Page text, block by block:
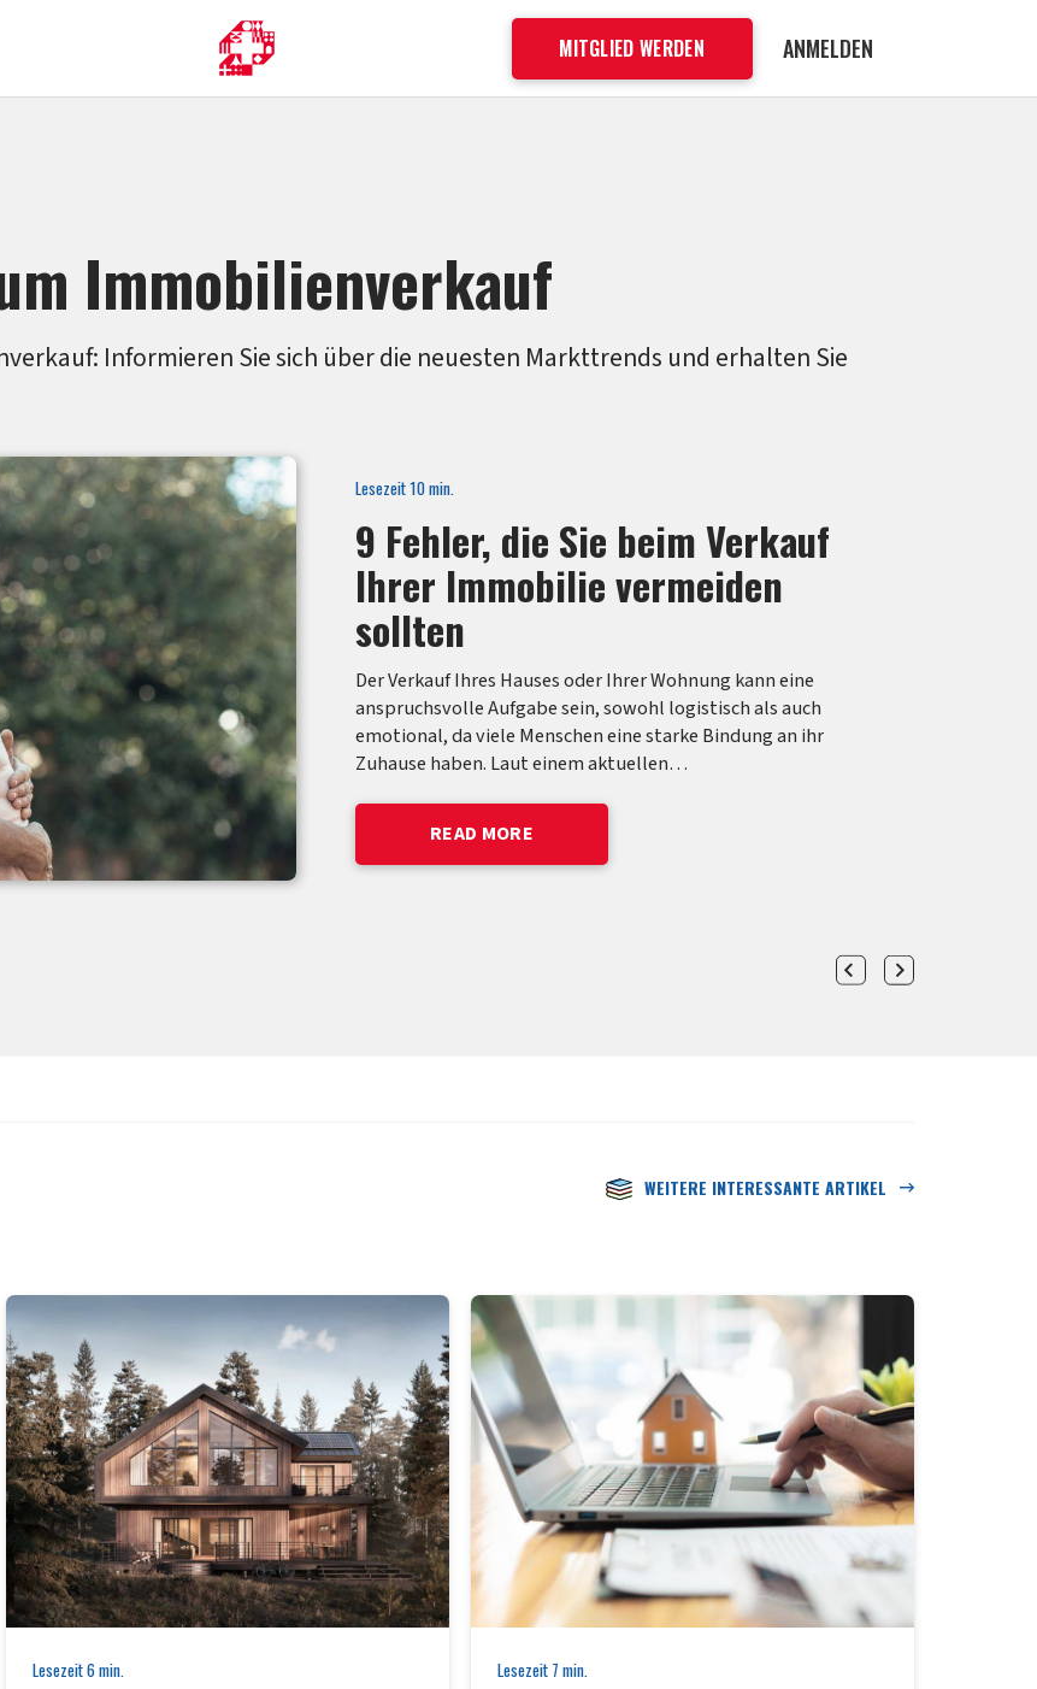
MITGLIED WERDEN ANMELDEN
Immobilienverkauf
Informieren Sie sich über die neuesten Markttrends und erhalten Sie
Lesezeit 8min.
Grundstücksbewertung Schweiz:
Das gibt es zu beachten
Warum lassen sich Grundstücke nicht online bewerten? Alle im
Internet zur Verfügung stehenden Onlinerechner für
Immobilien basieren auf hedonischen Bewertungsmodellen,
welche wiederum auf eine Vielzahl von effektiv stattgefundenen
Transaktionen zurückgreifen.…
READ MORE
WEITERE INTERESSANTE ARTIKEL
Lesezeit6min. Lesezeit7min.